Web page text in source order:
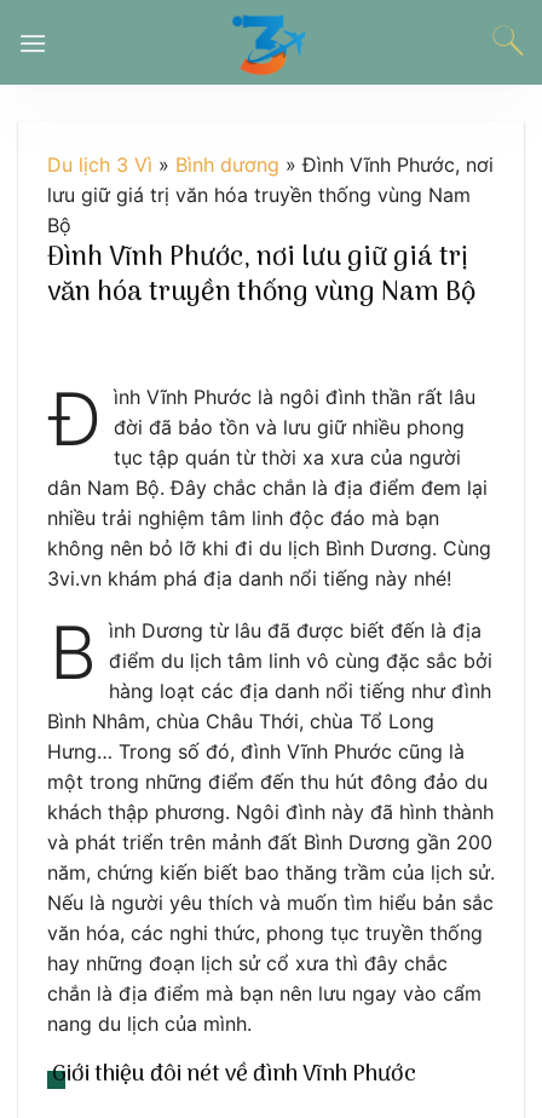
đến
Du lịch 3 Vì » Bình dương »Đình Vĩnh Phước, nơi
lưu giữ giá trị văn hóa truyền thống vùng Nam
Bộ
Đình Vĩnh Phước, nơi lưu giữ giá trị
văn hóa truyền thống vùng Nam Bộ
Đ
ình Vĩnh Phước là ngôi đình thần rất lâu
đời đã bảo tồn và lưu giữ nhiều phong
tục tập quán từ thời xa xưa của người
dân Nam Bộ. Đây chắc chắn là địa điểm đem lại
nhiều trải nghiệm tâm linh độc đáo mà bạn
không nên bỏ lỡ khi đi du lịch Bình Dương. Cùng
3vi.vn khám phá địa danh nổi tiếng này nhé!
B
ình Dương từ lâu đã được biết đến là địa
điểm du lịch tâm linh vô cùng đặc sắc bởi
hàng loạt các địa danh nổi tiếng như đình
Bình Nhâm, chùa Châu Thới, chùa Tổ Long
Hưng… Trong số đó, đình Vĩnh Phước cũng là
một trong những điểm đến thu hút đông đảo du
khách thập phương. Ngôi đình này đã hình thành
và phát triển trên mảnh đất Bình Dương gần 200
năm, chứng kiến biết bao thăng trầm của lịch sử.
Nếu là người yêu thích và muốn tìm hiểu bản sắc
văn hóa, các nghi thức, phong tục truyền thống
hay những đoạn lịch sử cổ xưa thì đây chắc
chắn là địa điểm mà bạn nên lưu ngay vào cẩm
nang du lịch của mình.
Giới thiệu đôi nét về đình Vĩnh Phước